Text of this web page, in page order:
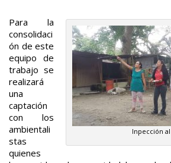
Inpección al
Para la
consolidaci
ón de este
equipo de
trabajo se
realizará
una
captación
con los
ambientali
stas
quienes